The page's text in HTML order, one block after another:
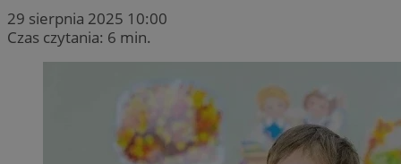
29 sierpnia 2025 10:00
Czas czytania: 6 min.